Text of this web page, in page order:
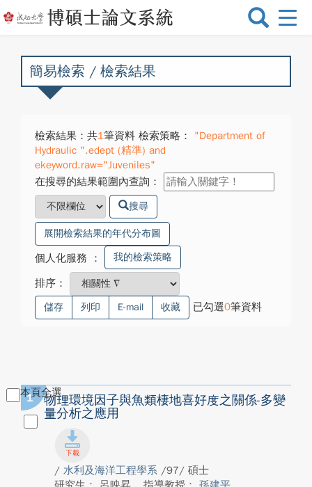
選
換
簡易檢索 / 檢索結果
檢索結果：共1筆資料 檢索策略：
"Department of
Hydraulic ".edept (精準) and
ekeyword.raw="Juveniles"
在搜尋的結果範圍內查詢：
搜尋
展開檢索結果的年代分布圖
個人化服務 ： 我的檢索策略
排序：
儲存 列印 E-mail 收藏 已勾選0筆資料
本頁全選
1
物理環境因子與魚類棲地喜好度之關係-多變
量分析之應用
/ 水利及海洋工程學系 /97/ 碩士